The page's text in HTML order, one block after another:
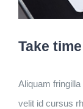
Take
Aliquam
velit id cursus